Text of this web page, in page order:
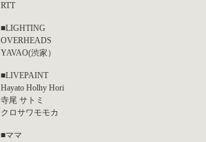
RTT
■LIGHTING
OVERHEADS
YAVAO(渋家）
■LIVEPAINT
Hayato Holhy Hori
寺尾 サトミ
クロサワモモカ
■ママ